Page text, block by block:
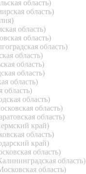
область)
область)
область)
область)
область)
область)
область)
область)
область)
область)
область)
область)
область)
край)
область)
край)
область)
область)
область)